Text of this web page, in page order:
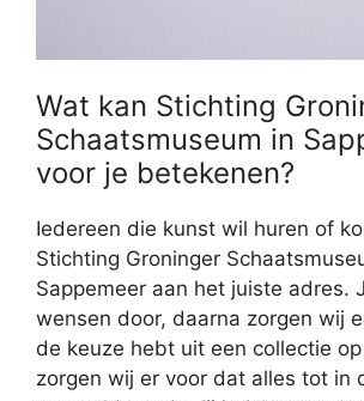
Wat kan Stichting
Schaatsmuseum in
voor je betekenen?
Iedereen die kunst wil huren of
Stichting Groninger
Sappemeer aan het juiste adres.
wensen door, daarna zorgen wij
de keuze hebt uit een collectie
zorgen wij er voor dat alles tot in